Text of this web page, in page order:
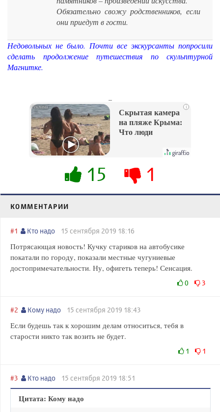
Обязательно свожу родственников, если
они приедут в гости.
Недовольных не было. Почти все экскурсанты попросили
сделать продолжение путешествия по скульптурной
Магнитке.
i
Скрытая камера
на пляже Крыма:
Что люди
их не видят...
15 1
КОММЕНТАРИИ
#1 Кто надо 15 сентября 2019 18:16
Потрясающая новость! Кучку стариков на автобусике
покатали по городу, показали местные чугуниевые
достопримечательности. Ну, офигеть теперь! Сенсация.
0 3
#2 Кому надо 15 сентября 2019 18:43
Если будешь так к хорошим делам относиться, тебя в
старости никто так возить не будет.
1 1
#3 Кто надо 15 сентября 2019 18:51
Цитата: Кому надо